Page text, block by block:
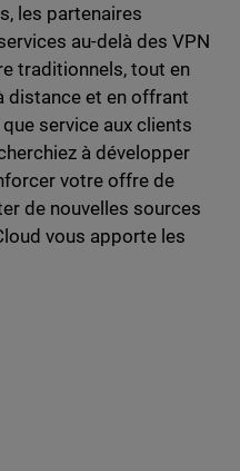
les partenaires
au-delà des VPN
traditionnels, tout en
distance et en offrant
service aux clients
à développer
votre offre de
de nouvelles sources
vous apporte les